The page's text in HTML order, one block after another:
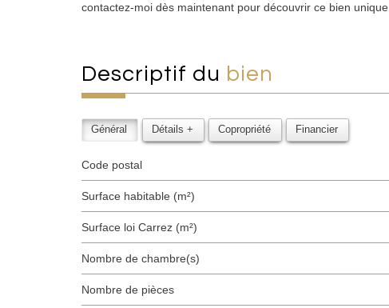
contactez-moi dès maintenant pour découvrir ce bien unique.
descriptif du bien
Général Détails + Copropriété Financier
Code postal
Surface habitable (m²)
Surface loi Carrez (m²)
Nombre de chambre(s)
Nombre de pièces